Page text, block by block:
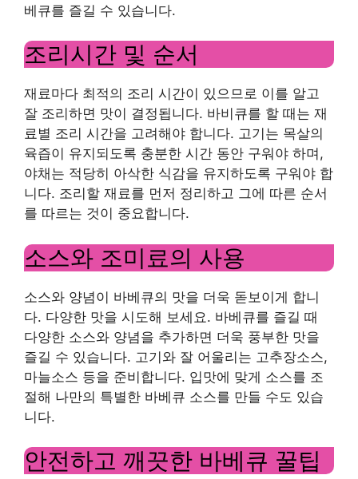
베큐를 즐길 수 있습니다.
조리시간 및 순서
재료마다 최적의 조리 시간이 있으므로 이를 알고
잘 조리하면 맛이 결정됩니다. 바비큐를 할 때는 재
료별 조리 시간을 고려해야 합니다. 고기는 목살의
육즙이 유지되도록 충분한 시간 동안 구워야 하며,
야채는 적당히 아삭한 식감을 유지하도록 구워야 합
니다. 조리할 재료를 먼저 정리하고 그에 따른 순서
를 따르는 것이 중요합니다.
소스와 조미료의 사용
소스와 양념이 바베큐의 맛을 더욱 돋보이게 합니
다. 다양한 맛을 시도해 보세요. 바베큐를 즐길 때
다양한 소스와 양념을 추가하면 더욱 풍부한 맛을
즐길 수 있습니다. 고기와 잘 어울리는 고추장소스,
마늘소스 등을 준비합니다. 입맛에 맞게 소스를 조
절해 나만의 특별한 바베큐 소스를 만들 수도 있습
니다.
안전하고 깨끗한 바베큐 꿀팁